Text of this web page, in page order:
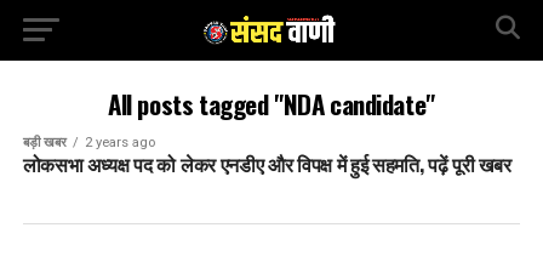
All posts tagged "NDA candidate"
बड़ी खबर 2 years ago
लोकसभा अध्यक्ष पद को लेकर एनडीए और विपक्ष में हुई सहमति, पढ़ें पूरी खबर